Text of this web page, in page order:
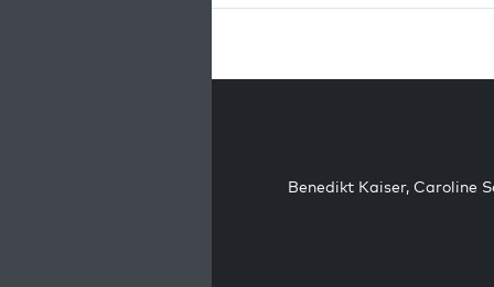
Benedikt Kaiser, Caroline